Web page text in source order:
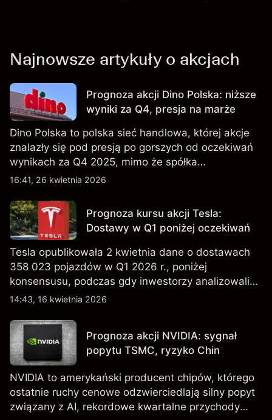
Najnowsze artykuły o akcjach
Prognoza akcji Dino Polska: niższe
wyniki za Q4, presja na marże
Dino Polska to polska sieć handlowa, której akcje
znalazły się pod presją po gorszych od oczekiwań
wynikach za Q4 2025, mimo że spółka
kontynuowała rozwój sieci sklepów w Q1 2026.
wiarygodnym wskaźnikiem przyszłych rezultatów.
16:41, 26 kwietnia 2026
Prognoza kursu akcji Tesla:
Dostawy w Q1 poniżej oczekiwań
Tesla opublikowała 2 kwietnia dane o dostawach
358 023 pojazdów w Q1 2026 r., poniżej
konsensusu, podczas gdy inwestorzy analizowali
również wzrost zapasów i plany dotyczące
osiągnięte w przeszłości nie są wiarygodnym
wskaźnikiem przyszłych rezultatów.
14:43, 16 kwietnia 2026
Prognoza akcji NVIDIA: sygnał
popytu TSMC, ryzyko Chin
NVIDIA to amerykański producent chipów, którego
ostatnie ruchy cenowe odzwierciedlają silny popyt
związany z AI, rekordowe kwartalne przychody